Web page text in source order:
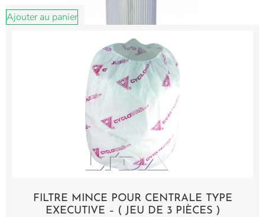
Ajouter au panier
FILTRE MINCE POUR CENTRALE TYPE
EXECUTIVE – ( JEU DE 3 PIÈCES )